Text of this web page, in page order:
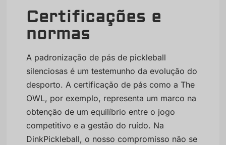
Certificações e
normas
A padronização de pás de pickleball
silenciosas é um testemunho da evolução do
desporto. A certificação de pás como a The
OWL, por exemplo, representa um marco na
obtenção de um equilíbrio entre o jogo
competitivo e a gestão do ruído. Na
DinkPickleball, o nosso compromisso não se